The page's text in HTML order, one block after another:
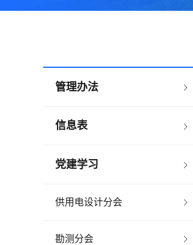
管理办法
信息表
党建学习
供用电设计分会
勘测分会